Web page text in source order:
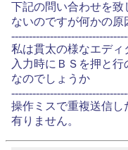
下記の問い合わせを致
ないのですが何かの原
私は貫太の様なエディ
入力時にＢＳを押と
なのでしょうか
操作ミスで重複送信し
有りません。